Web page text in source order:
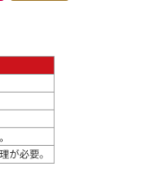
ヴィンテージ